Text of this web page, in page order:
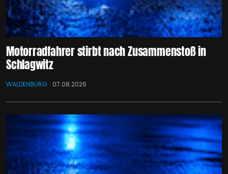
Motorradfahrer stirbt nach Zusammenstoß in
Schlagwitz
WALDENBURG 07.08.2026